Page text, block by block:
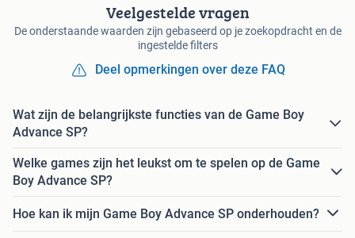
Veelgestelde vragen
De onderstaande waarden zijn gebaseerd op je zoekopdracht en de
ingestelde filters
Deel opmerkingen over deze FAQ
Wat zijn de belangrijkste functies van de Game Boy
Advance SP?
Welke games zijn het leukst om te spelen op de Game
Boy Advance SP?
Hoe kan ik mijn Game Boy Advance SP onderhouden?